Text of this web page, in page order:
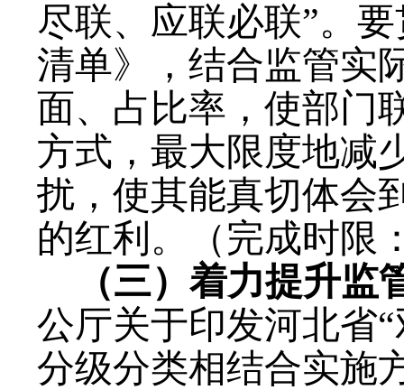
尽联、应联必联”。要
清单》
，结合监管实
面、占比率，使部门
方式 ，最大限度地减
扰，使其能真切体会
的红利 。
（完成时限
（三） 着力提升监
公厅关于印发河北省
分级分类相结合实施